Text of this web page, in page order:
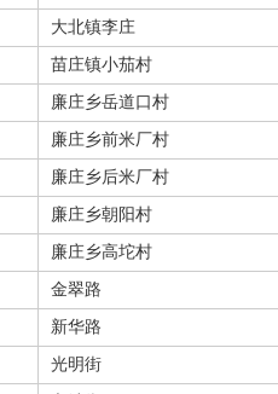
大北镇李庄
苗庄镇小茄村
廉庄乡岳道口村
廉庄乡前米厂村
廉庄乡后米厂村
廉庄乡朝阳村
廉庄乡高坨村
金翠路
新华路
光明街